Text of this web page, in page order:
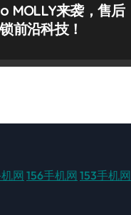
MOLLY来袭，售后
前沿科技！
网156手机网 153手机网